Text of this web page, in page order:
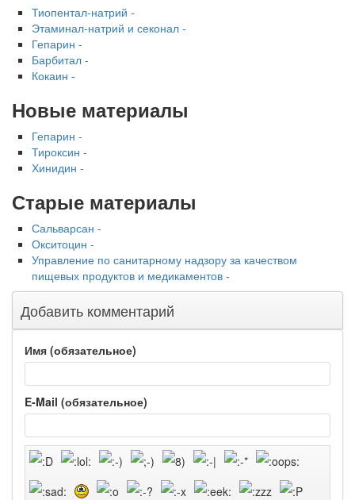
Тиопентал-натрий -
Этаминал-натрий и секонал -
Гепарин -
Барбитал -
Кокаин -
Новые материалы
Гепарин -
Тироксин -
Хинидин -
Старые материалы
Сальварсан -
Окситоцин -
Управление по санитарному надзору за качеством
пищевых продуктов и медикаментов -
Добавить комментарий
Имя (обязательное)
E-Mail (обязательное)